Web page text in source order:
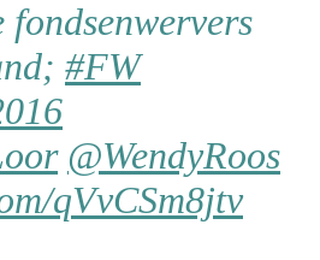
fondsenwervers
#FW
@WendyRoos
qVvCSm8jtv